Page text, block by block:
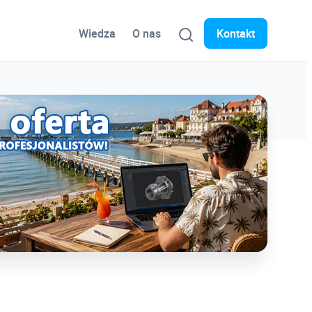
Wiedza O nas Kontakt